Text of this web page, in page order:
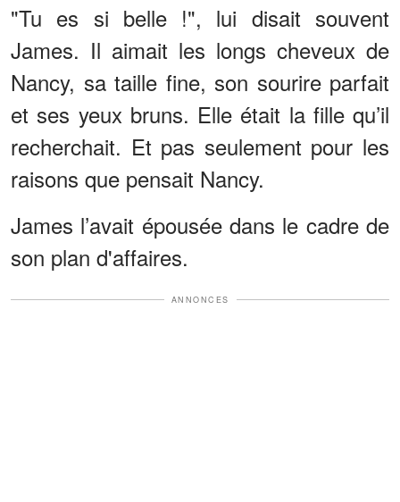
"Tu es si belle !", lui disait souvent
James. Il aimait les longs cheveux de
Nancy, sa taille fine, son sourire parfait
et ses yeux bruns. Elle était la fille qu’il
recherchait. Et pas seulement pour les
raisons que pensait Nancy.
James l’avait épousée dans le cadre de
son plan d'affaires.
ANNONCES